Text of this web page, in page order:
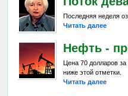
Последняя неделя
Читать далее
Нефть -
Цена 70 долларов
ниже этой отметки.
Читать далее